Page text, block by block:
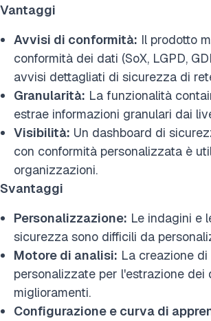
Vantaggi
Avvisi di conformità: Il prodotto
conformità dei dati (SoX, LGPD,
avvisi dettagliati di sicurezza di
Granularità: La funzionalità
estrae informazioni granulari dai
Visibilità: Un dashboard di
con conformità personalizzata è
organizzazioni.
Svantaggi
Personalizzazione: Le indagini e
sicurezza sono difficili da
Motore di analisi: La creazione
personalizzate per l'estrazione dei
miglioramenti.
Configurazione e curva di